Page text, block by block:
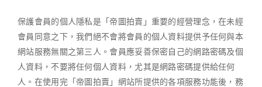
保護會員的個人隱私是「帝圖拍賣」重要的經營理念，在未經
會員同意之下，我們絕不會將會員的個人資料提供予任何與本
網站服務無關之第三人。會員應妥善保密自己的網路密碼及個
人資料，不要將任何個人資料，尤其是網路密碼提供給任何
人。在使用完「帝圖拍賣」網站所提供的各項服務功能後，務